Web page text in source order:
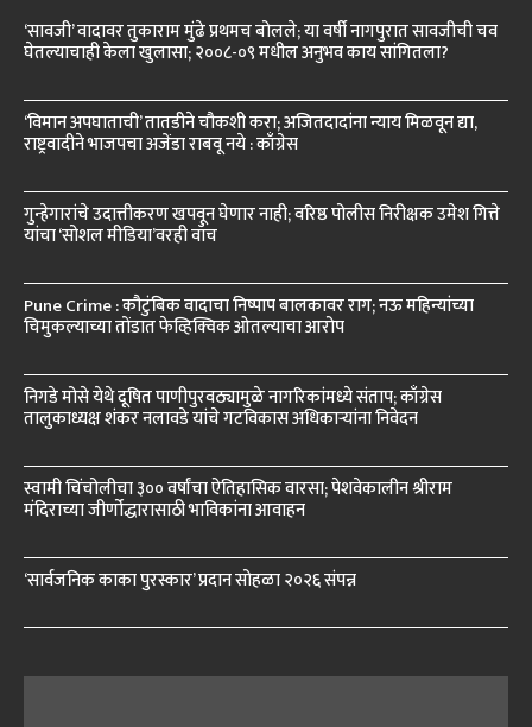
‘सावजी’ वादावर तुकाराम मुंढे प्रथमच बोलले; या वर्षी नागपुरात सावजीची चव
घेतल्याचाही केला खुलासा; २००८-०९ मधील अनुभव काय सांगितला?
‘विमान अपघाताची’ तातडीने चौकशी करा; अजितदादांना न्याय मिळवून द्या,
राष्ट्रवादीने भाजपचा अजेंडा राबवू नये : काँग्रेस
गुन्हेगारांचे उदात्तीकरण खपवून घेणार नाही; वरिष्ठ पोलीस निरीक्षक उमेश गित्ते
यांचा ‘सोशल मीडिया’वरही वॉच
Pune Crime : कौटुंबिक वादाचा निष्पाप बालकावर राग; नऊ महिन्यांच्या
चिमुकल्याच्या तोंडात फेव्हिक्विक ओतल्याचा आरोप
निगडे मोसे येथे दूषित पाणीपुरवठ्यामुळे नागरिकांमध्ये संताप; काँग्रेस
तालुकाध्यक्ष शंकर नलावडे यांचे गटविकास अधिकाऱ्यांना निवेदन
स्वामी चिंचोलीचा ३०० वर्षांचा ऐतिहासिक वारसा; पेशवेकालीन श्रीराम
मंदिराच्या जीर्णोद्धारासाठी भाविकांना आवाहन
‘सार्वजनिक काका पुरस्कार’ प्रदान सोहळा २०२६ संपन्न